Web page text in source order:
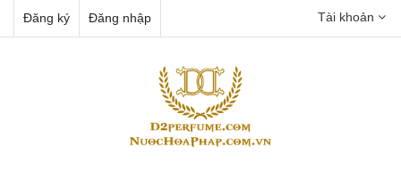
Đăng ký Đăng nhập Tài khoản